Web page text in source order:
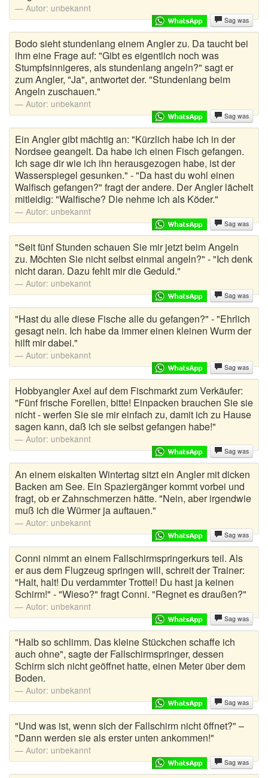
Autor: unbekannt
Sag was
Bodo sieht stundenlang einem Angler zu. Da taucht bei
ihm eine Frage auf: "Gibt es eigentlich noch was
Stumpfsinnigeres, als stundenlang angeln?" sagt er
zum Angler, "Ja", antwortet der. "Stundenlang beim
Angeln zuschauen."
Autor: unbekannt
Sag was
Ein Angler gibt mächtig an: "Kürzlich habe ich in der
Nordsee geangelt. Da habe ich einen Fisch gefangen.
Ich sage dir wie ich ihn herausgezogen habe, ist der
Wasserspiegel gesunken." - "Da hast du wohl einen
Walfisch gefangen?" fragt der andere. Der Angler lächelt
mitleidig: "Walfische? Die nehme ich als Köder."
Autor: unbekannt
Sag was
"Seit fünf Stunden schauen Sie mir jetzt beim Angeln
zu. Möchten Sie nicht selbst einmal angeln?" - "Ich denk
nicht daran. Dazu fehlt mir die Geduld."
Autor: unbekannt
Sag was
"Hast du alle diese Fische alle du gefangen?" - "Ehrlich
gesagt nein. Ich habe da immer einen kleinen Wurm der
hilft mir dabei."
Autor: unbekannt
Sag was
Hobbyangler Axel auf dem Fischmarkt zum Verkäufer:
"Fünf frische Forellen, bitte! Einpacken brauchen Sie sie
nicht - werfen Sie sie mir einfach zu, damit ich zu Hause
sagen kann, daß ich sie selbst gefangen habe!"
Autor: unbekannt
Sag was
An einem eiskalten Wintertag sitzt ein Angler mit dicken
Backen am See. Ein Spaziergänger kommt vorbei und
fragt, ob er Zahnschmerzen hätte. "Nein, aber irgendwie
muß ich die Würmer ja auftauen."
Autor: unbekannt
Sag was
Conni nimmt an einem Fallschirmspringerkurs teil. Als
er aus dem Flugzeug springen will, schreit der Trainer:
"Halt, halt! Du verdammter Trottel! Du hast ja keinen
Schirm!" - "Wieso?" fragt Conni. "Regnet es draußen?"
Autor: unbekannt
Sag was
"Halb so schlimm. Das kleine Stückchen schaffe ich
auch ohne", sagte der Fallschirmspringer, dessen
Schirm sich nicht geöffnet hatte, einen Meter über dem
Boden.
Autor: unbekannt
Sag was
"Und was ist, wenn sich der Fallschirm nicht öffnet?" –
"Dann werden sie als erster unten ankommen!"
Autor: unbekannt
Sag was